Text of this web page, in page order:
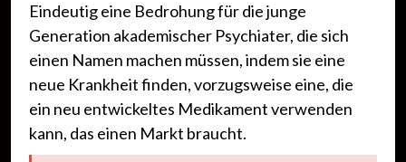
Eindeutig eine Bedrohung für die junge
Generation akademischer Psychiater, die sich
einen Namen machen müssen, indem sie eine
neue Krankheit finden, vorzugsweise eine, die
ein neu entwickeltes Medikament verwenden
kann, das einen Markt braucht.